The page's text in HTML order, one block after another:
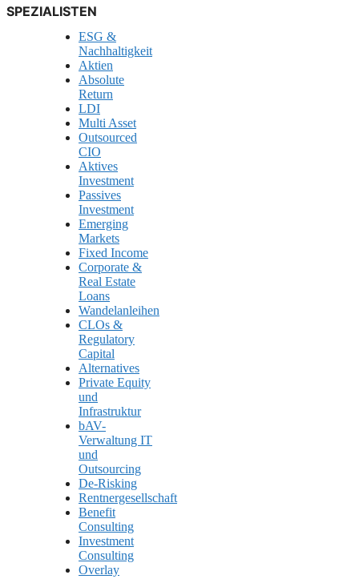
SPEZIALISTEN
ESG &
Nachhaltigkeit
Aktien
Absolute
Return
LDI
Multi Asset
Outsourced
CIO
Aktives
Investment
Passives
Investment
Emerging
Markets
Fixed Income
Corporate &
Real Estate
Loans
Wandelanleihen
CLOs &
Regulatory
Capital
Alternatives
Private Equity
und
Infrastruktur
bAV-
Verwaltung IT
und
Outsourcing
De-Risking
Rentnergesellschaft
Benefit
Consulting
Investment
Consulting
Overlay